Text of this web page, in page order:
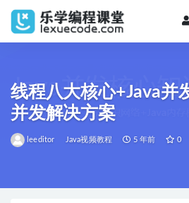
线程八大核心+Java并
并发解决方案
leeditor Java视频教程 5 年前 0